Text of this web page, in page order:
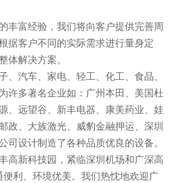
丰富经验，我们将向客户提供完善周
据客户不同的实际需求进行量身定
体解决方案。
、汽车、家电、轻工、化工、食品、
许多著名企业如：广州本田、美国杜
、远望谷、新丰电器、康美药业、娃
政、大族激光、威豹金融押运、深圳
司设计制造了各种品质优良的设备。
高新科技园，紧临深圳机场和广深高
利、环境优美。我们热忱地欢迎广